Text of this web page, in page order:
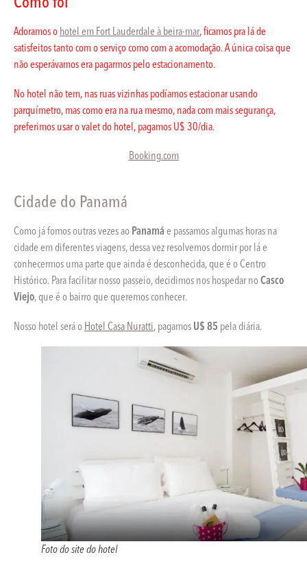
Adoramos o hotel em Fort Lauderdale à beira-mar, ficamos pra lá de
satisfeitos tanto com o serviço como com a acomodação. A única coisa que
não esperávamos era pagarmos pelo estacionamento.
No hotel não tem, nas ruas vizinhas podíamos estacionar usando
parquímetro, mas como era na rua mesmo, nada com mais segurança,
preferimos usar o valet do hotel, pagamos U$ 30/dia.
Booking.com
Cidade do Panamá
Como já fomos outras vezes ao Panamá e passamos algumas horas na
cidade em diferentes viagens, dessa vez resolvemos dormir por lá e
conhecermos uma parte que ainda é desconhecida, que é o Centro
Histórico. Para facilitar nosso passeio, decidimos nos hospedar noCasco
Viejo, que é o bairro que queremos conhecer.
Nosso hotel será o Hotel Casa Nuratti, pagamos U$ 85 pela diária.
Foto do site do hotel